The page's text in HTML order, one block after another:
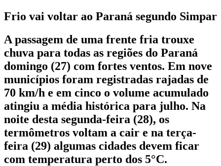
Frio vai voltar ao Paraná segundo Simpar
A passagem de uma frente fria trouxe
chuva para todas as regiões do Paraná
domingo (27) com fortes ventos. Em nove
municípios foram registradas rajadas de
70 km/h e em cinco o volume acumulado
atingiu a média histórica para julho. Na
noite desta segunda-feira (28), os
termômetros voltam a cair e na terça-
feira (29) algumas cidades devem ficar
com temperatura perto dos 5°C.